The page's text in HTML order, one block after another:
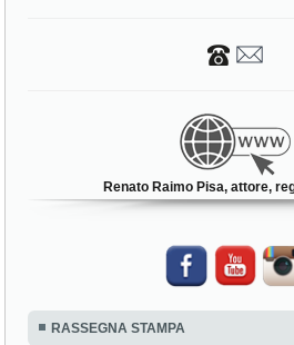
Renato Raimo Pisa, attore,
RASSEGNA STAMPA